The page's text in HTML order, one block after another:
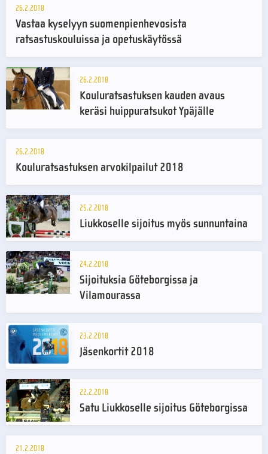
26.2.2018
Vastaa kyselyyn suomenpienhevosista
ratsastuskouluissa ja opetuskäytössä
26.2.2018
Kouluratsastuksen kauden avaus
keräsi huippuratsukot Ypäjälle
26.2.2018
Kouluratsastuksen arvokilpailut 2018
25.2.2018
Liukkoselle sijoitus myös sunnuntaina
24.2.2018
Sijoituksia Göteborgissa ja
Vilamourassa
23.2.2018
Jäsenkortit 2018
22.2.2018
Satu Liukkoselle sijoitus Göteborgissa
21.2.2018